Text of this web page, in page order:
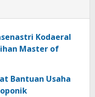
Kodaeral
Master of
Bantuan Usaha